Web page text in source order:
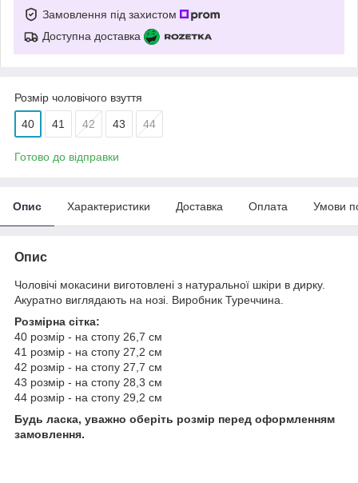
Замовлення під захистом
Доступна доставка
Розмір чоловічого взуття
40 41 42 43 44
Готово до відправки
Опис Характеристики Доставка Оплата Умови
Опис
Чоловічі мокасини виготовлені з натуральної шкіри в дирку.
Акуратно виглядають на нозі. Виробник Туреччина.
Розмірна сітка:
40 розмір - на стопу 26,7 см
41 розмір - на стопу 27,2 см
42 розмір - на стопу 27,7 см
43 розмір - на стопу 28,3 см
44 розмір - на стопу 29,2 см
Будь ласка, уважно оберіть розмір перед оформленням
замовлення.